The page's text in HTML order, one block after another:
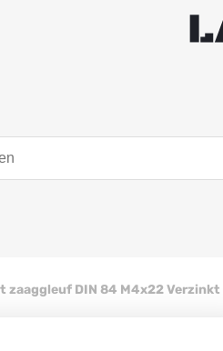
zaaggleuf DIN 84 M4x22 Verzinkt